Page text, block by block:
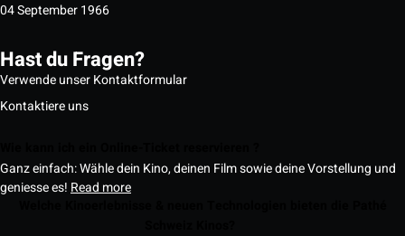
04 September 1966
Hast du Fragen?
Verwende unser Kontaktformular
Kontaktiere uns
Ganz einfach: Wähle dein Kino, deinen Film sowie deine Vorstellung und
geniesse es! Read more